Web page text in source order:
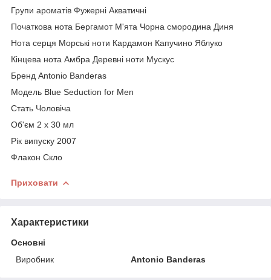
Групи ароматів Фужерні Акватичні
Початкова нота Бергамот М'ята Чорна смородина Диня
Нота серця Морські ноти Кардамон Капучино Яблуко
Кінцева нота Амбра Деревні ноти Мускус
Бренд Antonio Banderas
Модель Blue Seduction for Men
Стать Чоловіча
Об'єм 2 х 30 мл
Рік випуску 2007
Флакон Скло
Приховати
Характеристики
Основні
Виробник
Antonio Banderas